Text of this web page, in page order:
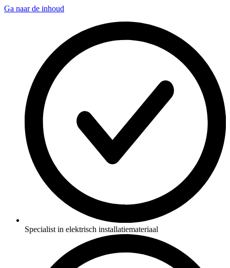
Ga naar de inhoud
Specialist in elektrisch installatiemateriaal